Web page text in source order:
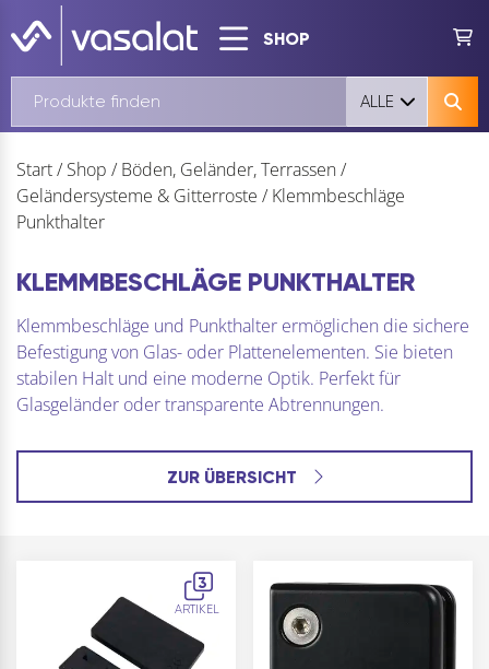
SHOP
ALLE
Start/ Shop / Böden, Geländer, Terrassen/
Geländersysteme & Gitterroste / Klemmbeschläge
Punkthalter
KLEMMBESCHLÄGE PUNKTHALTER
Klemmbeschläge und Punkthalter ermöglichen die sichere
Befestigung von Glas- oder Plattenelementen. Sie bieten
stabilen Halt und eine moderne Optik. Perfekt für
Glasgeländer oder transparente Abtrennungen.
ZUR ÜBERSICHT
3
ARTIKEL